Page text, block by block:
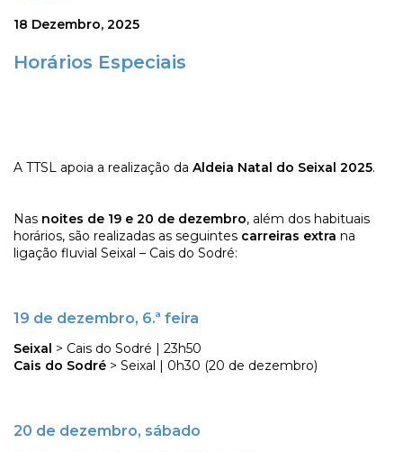
18 Dezembro, 2025
Horários Especiais
A TTSL apoia a realização da Aldeia Natal do Seixal 2025.
Nas noites de 19 e 20 de dezembro, além dos habituais
horários, são realizadas as seguintes carreiras extra na
ligação fluvial Seixal – Cais do Sodré:
19 de dezembro, 6.ª feira
Seixal > Cais do Sodré | 23h50
Cais do Sodré > Seixal | 0h30 (20 de dezembro)
20 de dezembro, sábado